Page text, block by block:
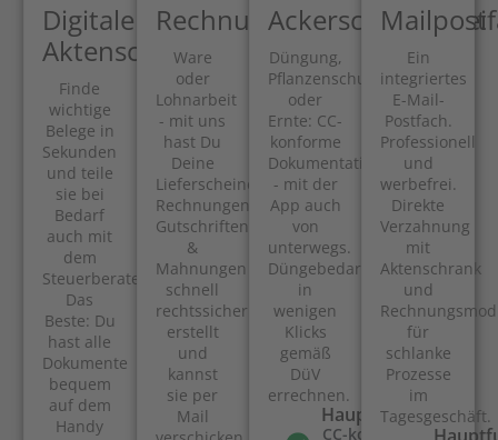
Digitaler
Aktenschrank
Finde
wichtige
Belege in
Sekunden
und teile
sie bei
Bedarf
auch mit
dem
Steuerberater.
Das
Beste: Du
hast alle
Dokumente
bequem
auf dem
Handy
Rechnungsmodul
Ware
oder
Lohnarbeit
- mit uns
hast Du
Deine
Lieferscheine,
Rechnungen,
Gutschriften
&
Mahnungen
schnell
rechtssicher
erstellt
und
kannst
sie per
Mail
Ackerschlagkartei
Düngung,
Pflanzenschutz
oder
Ernte: CC-
konforme
Dokumentation
- mit der
App auch
von
unterwegs.
Düngebedarf
in
wenigen
Klicks
gemäß
DüV
errechnen.
Hauptfunktionen
CC-konforme
Ein
integriertes
E-Mail-
Postfach.
Professionell
und
werbefrei.
Direkte
Verzahnung
mit
Aktenschrank
und
für
schlanke
Prozesse
im
Tagesgeschäft.